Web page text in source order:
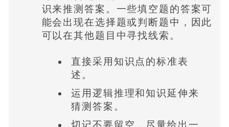
识来推测答案。一些填空题的答案可
能会出现在选择题或判断题中，因此
可以在其他题目中寻找线索。
直接采用知识点的标准表
述。
运用逻辑推理和知识延伸来
猜测答案。
切记不要留空，尽量给出一